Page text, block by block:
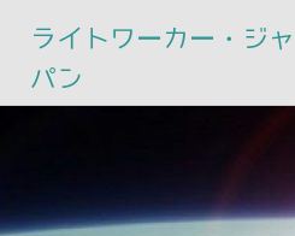
ライトワーカー・ジャ
パン